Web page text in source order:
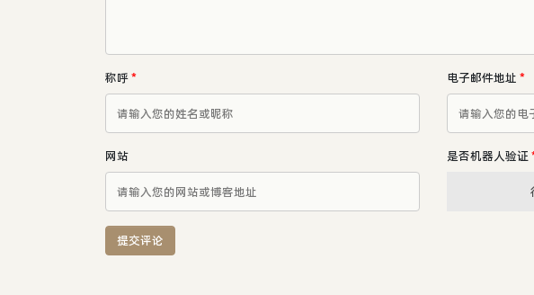
称呼* 电子邮件地址 *
网站 是否机器人验证
提交评论